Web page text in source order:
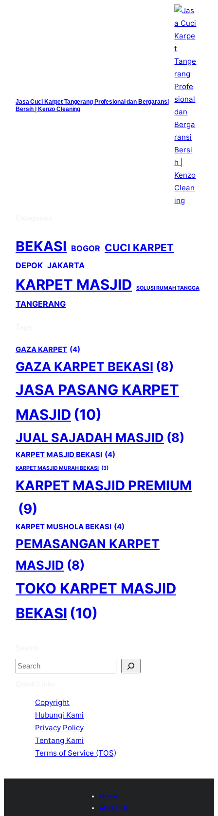
Jasa Cuci Karpet Tangerang Profesional dan Bergaransi
Bersih | Kenzo Cleaning
BEKASI BOGOR CUCI KARPET
DEPOK JAKARTA
KARPET MASJID SOLUSI RUMAH TANGGA
TANGERANG
GAZA KARPET (4)
GAZA KARPET BEKASI (8)
JASA PASANG KARPET
MASJID (10)
JUAL SAJADAH MASJID (8)
KARPET MASJID BEKASI (4)
KARPET MASJID MURAH BEKASI (3)
KARPET MASJID PREMIUM
(9)
KARPET MUSHOLA BEKASI (4)
PEMASANGAN KARPET
MASJID (8)
TOKO KARPET MASJID
BEKASI (10)
S
Copyright
Hubungi Kami
Privacy Policy
Tentang Kami
Terms of Service (TOS)
Home
About Us